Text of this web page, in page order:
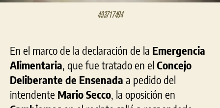
493717494
En el marco de la declaración de la Emergencia
Alimentaria, que fue tratado en el Concejo
Deliberante de Ensenada a pedido del
intendente Mario Secco, la oposición en